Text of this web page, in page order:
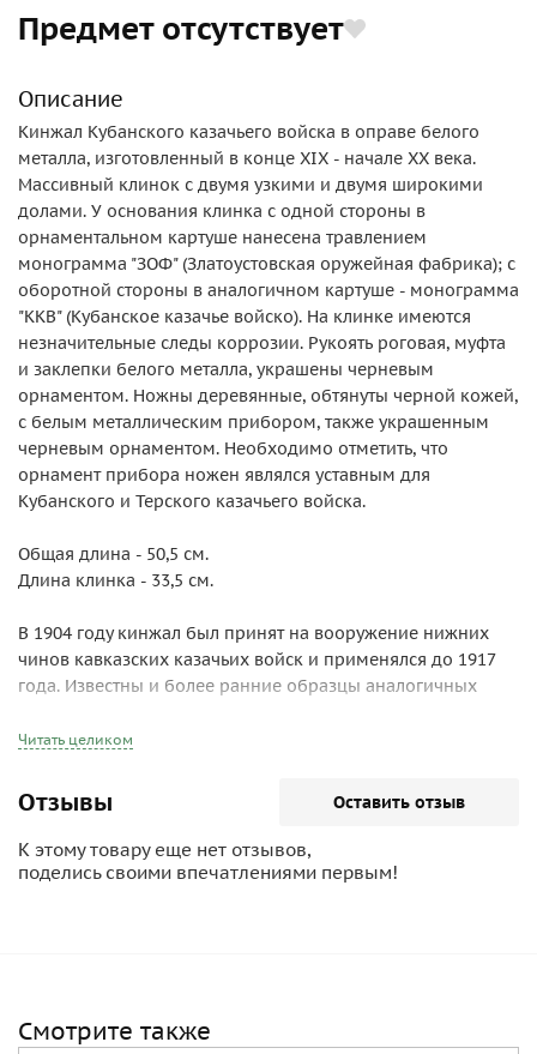
Предмет отсутствует
Описание
Кинжал Кубанского казачьего войска в оправе белого
металла, изготовленный в конце XIX - начале ХХ века.
Массивный клинок с двумя узкими и двумя широкими
долами. У основания клинка с одной стороны в
орнаментальном картуше нанесена травлением
монограмма "ЗОФ" (Златоустовская оружейная фабрика); с
оборотной стороны в аналогичном картуше - монограмма
"ККВ" (Кубанское казачье войско). На клинке имеются
незначительные следы коррозии. Рукоять роговая, муфта
и заклепки белого металла, украшены черневым
орнаментом. Ножны деревянные, обтянуты черной кожей,
с белым металлическим прибором, также украшенным
черневым орнаментом. Необходимо отметить, что
орнамент прибора ножен являлся уставным для
Кубанского и Терского казачьего войска.
Общая длина - 50,5 см.
Длина клинка - 33,5 см.
В 1904 году кинжал был принят на вооружение нижних
чинов кавказских казачьих войск и применялся до 1917
года. Известны и более ранние образцы аналогичных
года: традиционно их относят к Кубанскому казачьему
казаков первоочередных частей была вооружена именно
этими кинжалами. Однако следует иметь в виду, что в
казачьих войсках, особенно кавказских, в начале ХХ века
наряду с уставным оружием широко применялось оружие,
Читать целиком
Отзывы Оставить отзыв
К этому товару еще нет отзывов,
поделись своими впечатлениями первым!
Смотрите также